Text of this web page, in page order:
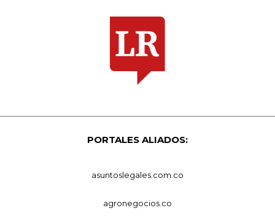
PORTALES ALIADOS:
asuntoslegales.com.co
agronegocios.co